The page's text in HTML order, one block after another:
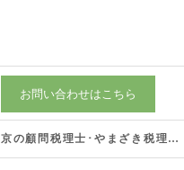
お問い合わせはこちら
東京の顧問税理士･やまざき税理士事務所の口コミ情報